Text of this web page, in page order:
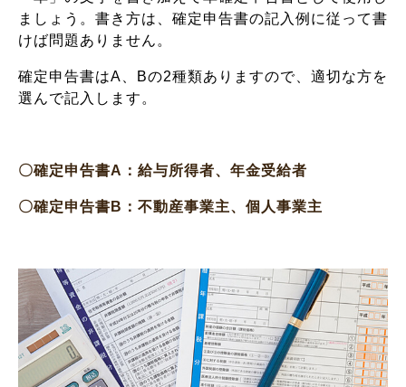
ましょう。書き方は、確定申告書の記入例に従って書
けば問題ありません。
確定申告書はA、Bの2種類ありますので、適切な方を
選んで記入します。
〇確定申告書A：給与所得者、年金受給者
〇確定申告書B：不動産事業主、個人事業主